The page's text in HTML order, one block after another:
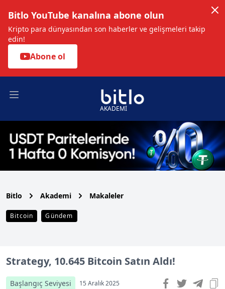
Bitlo YouTube kanalına abone olun
Kripto para dünyasından son haberler ve gelişmeleri takip
edin!
Abone ol
Open main menu
AKADEMİ
Bitlo Akademi Makaleler
Bitcoin Gündem
Strategy, 10.645 Bitcoin Satın Aldı!
Başlangıç Seviyesi 15 Aralık 2025